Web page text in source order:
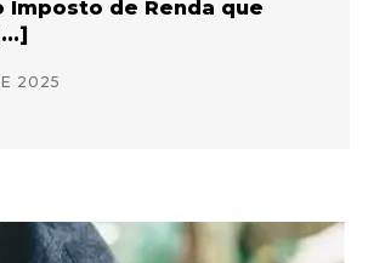
Imposto de Renda que
2025